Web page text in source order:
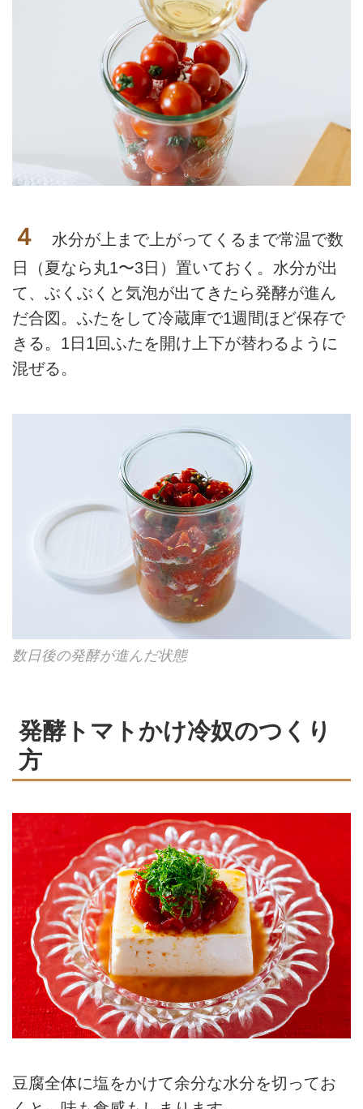
４
水分が上まで上がってくるまで常温で数
日（夏なら丸1〜3日）置いておく。水分が出
て、ぶくぶくと気泡が出てきたら発酵が進ん
だ合図。ふたをして冷蔵庫で1週間ほど保存で
きる。1日1回ふたを開け上下が替わるように
混ぜる。
数日後の発酵が進んだ状態
発酵トマトかけ冷奴のつくり
方
豆腐全体に塩をかけて余分な水分を切ってお